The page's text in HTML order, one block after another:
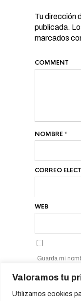
Valoramos tu
Utilizamos cookies
Tu dirección
publicada.
marcados
COMMENT
NOMBRE*
CORREO
WEB
Guarda mi